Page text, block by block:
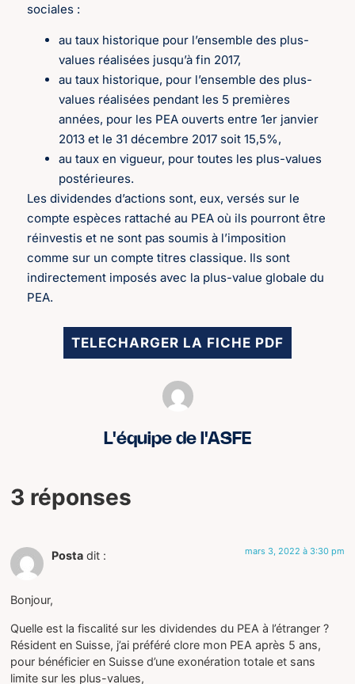
sociales :
au taux historique pour l’ensemble des plus-
values réalisées jusqu’à fin 2017,
au taux historique, pour l’ensemble des plus-
values réalisées pendant les 5 premières
années, pour les PEA ouverts entre 1er janvier
2013 et le 31 décembre 2017 soit 15,5%,
au taux en vigueur, pour toutes les plus-values
postérieures.
Les dividendes d’actions sont, eux, versés sur le
compte espèces rattaché au PEA où ils pourront être
réinvestis et ne sont pas soumis à l’imposition
comme sur un compte titres classique. Ils sont
indirectement imposés avec la plus-value globale du
PEA.
TELECHARGER LA FICHE PDF
L'équipe de l'ASFE
3 réponses
Posta dit : mars 3, 2022 à 3:30 pm
Bonjour,
Quelle est la fiscalité sur les dividendes du PEA à l’étranger ?
Résident en Suisse, j’ai préféré clore mon PEA après 5 ans,
pour bénéficier en Suisse d’une exonération totale et sans
limite sur les plus-values,